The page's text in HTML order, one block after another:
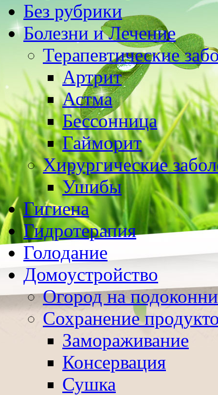
Без рубрики
Болезни и Лечение
Терапевтические
Артрит
Астма
Бессонница
Гайморит
Хирургические
Ушибы
Гигиена
Гидротерапия
Голодание
Домоустройство
Огород на
Сохранение
Замораживание
Консервация
Сушка